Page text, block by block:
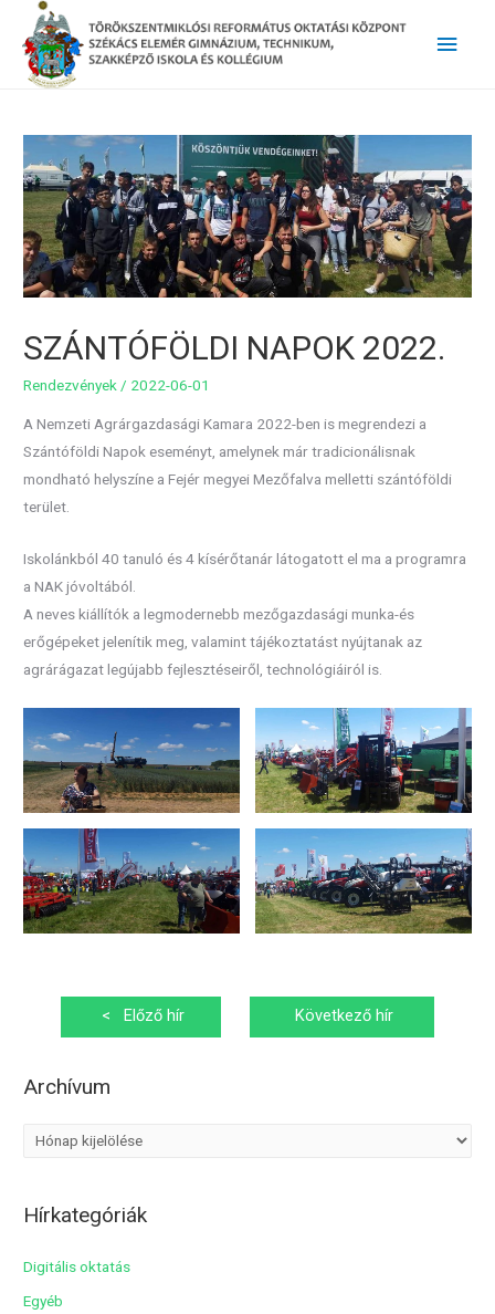
Main
SZÁNTÓFÖLDI NAPOK 2022.
Rendezvények / 2022-06-01
A Nemzeti Agrárgazdasági Kamara 2022-ben is megrendezi a
Szántóföldi Napok eseményt, amelynek már tradicionálisnak
mondható helyszíne a Fejér megyei Mezőfalva melletti szántóföldi
terület.
Iskolánkból 40 tanuló és 4 kísérőtanár látogatott el ma a programra
a NAK jóvoltából.
A neves kiállítók a legmodernebb mezőgazdasági munka-és
erőgépeket jelenítik meg, valamint tájékoztatást nyújtanak az
agrárágazat legújabb fejlesztéseiről, technológiáiról is.
Bejegyzés
navigáció
< Előző hír
Következő hír
Archívum
hHírkategóriák
Digitális oktatás
Egyéb